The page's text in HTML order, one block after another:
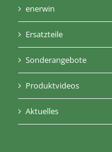
enerwin
Ersatzteile
Sonderangebote
Produktvideos
Aktuelles